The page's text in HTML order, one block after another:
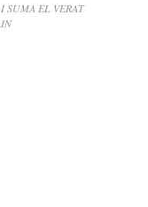
SUMA EL VERAT